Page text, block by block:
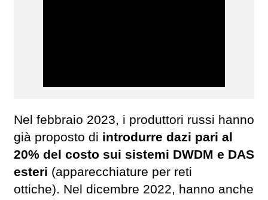
Nel febbraio 2023, i produttori russi hanno
già proposto di introdurre dazi pari al
20% del costo sui sistemi DWDM e DAS
esteri (apparecchiature per reti
ottiche). Nel dicembre 2022, hanno anche